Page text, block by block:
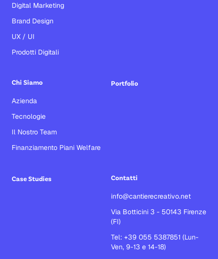
Digital Marketing
Brand Design
UX / UI
Prodotti Digitali
Chi Siamo
Azienda
Tecnologie
Il Nostro Team
Finanziamento Piani Welfare
Portfolio
Case Studies Contatti
info@cantierecreativo.net
Via Botticini 3 - 50143 Firenze
(FI)
Tel: +39 055 5387851 (Lun-
Ven, 9-13 e 14-18)